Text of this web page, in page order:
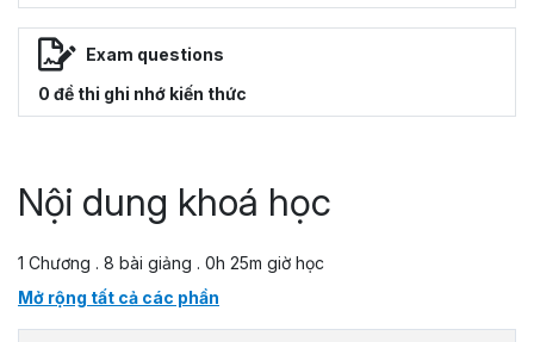
Exam questions
0 đề thi ghi nhớ kiến thức
Nội dung khoá học
1 Chương . 8 bài giảng . 0h 25m giờ học
Mở rộng tất cả các phần